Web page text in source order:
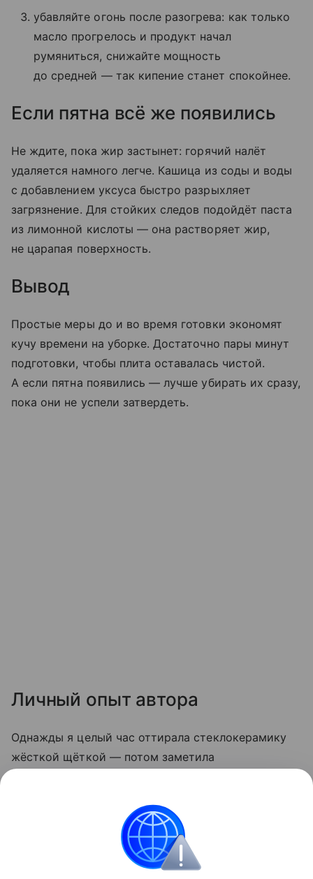
убавляйте огонь после разогрева: как только
масло прогрелось и продукт начал
румяниться, снижайте мощность
до средней — так кипение станет спокойнее.
Если пятна всё же появились
Не ждите, пока жир застынет: горячий налёт
удаляется намного легче. Кашица из соды и воды
с добавлением уксуса быстро разрыхляет
загрязнение. Для стойких следов подойдёт паста
из лимонной кислоты — она растворяет жир,
не царапая поверхность.
Вывод
Простые меры до и во время готовки экономят
кучу времени на уборке. Достаточно пары минут
подготовки, чтобы плита оставалась чистой.
А если пятна появились — лучше убирать их сразу,
пока они не успели затвердеть.
Личный опыт автора
Однажды я целый час оттирала стеклокерамику
жёсткой щёткой — потом заметила
стороной губки и содой. Теперь плита выглядит
опрятно даже после самых «бурных» блюд.